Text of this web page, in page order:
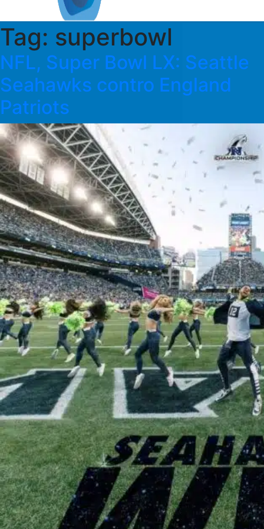
Tag: superbowl
NFL, Super Bowl LX: Seattle
Seahawks contro England
Patriots